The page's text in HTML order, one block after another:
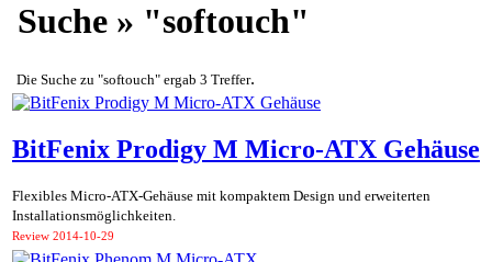
Suche » "softouch"
Die Suche zu "softouch" ergab 3 Treffer.
BitFenix Prodigy M Micro-ATX Gehäuse
Flexibles Micro-ATX-Gehäuse mit kompaktem Design und erweiterten
Installationsmöglichkeiten.
Review 2014-10-29